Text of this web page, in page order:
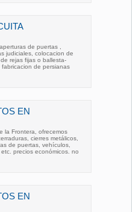
de puertas ,
judiciales, colocacion de
rejas fijas o ballesta-
de persianas
EN
la Frontera, ofrecemos
cierres metálicos,
de puertas, vehículos,
precios económicos. no
EN